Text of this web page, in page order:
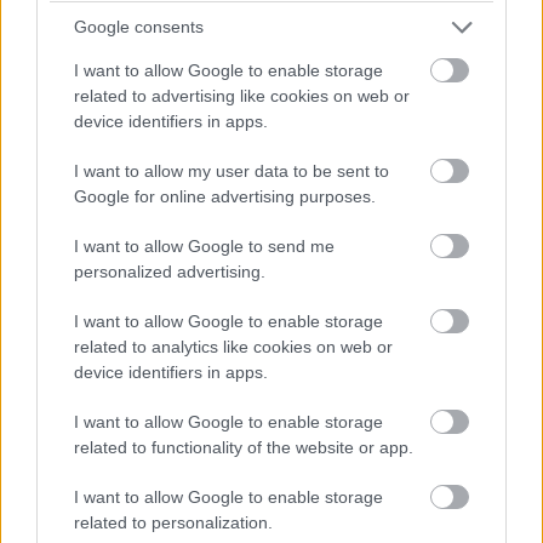
Google consents
I want to allow Google to enable storage
related to advertising like cookies on web or
device identifiers in apps.
I want to allow my user data to be sent to
Google for online advertising purposes.
I want to allow Google to send me
personalized advertising.
I want to allow Google to enable storage
related to analytics like cookies on web or
device identifiers in apps.
I want to allow Google to enable storage
related to functionality of the website or app.
I want to allow Google to enable storage
related to personalization.
tekmovalca. Problem pa je, da izgubljamo talente.
Če se dotaknemo še dela slovenskih